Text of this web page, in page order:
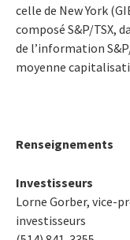
celle de New York
composé S&P/TSX,
de l’information
moyenne
Renseignements
Investisseurs
Lorne Gorber, vice-
investisseurs